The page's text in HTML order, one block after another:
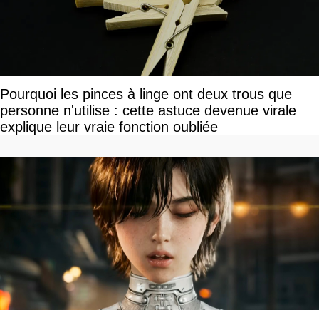
Pourquoi les pinces à linge ont deux trous que
personne n'utilise : cette astuce devenue virale
explique leur vraie fonction oubliée